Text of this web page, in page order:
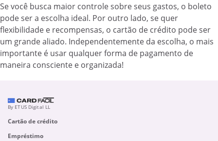
Se você busca maior controle sobre seus gastos, o boleto
pode ser a escolha ideal. Por outro lado, se quer
flexibilidade e recompensas, o cartão de crédito pode ser
um grande aliado. Independentemente da escolha, o mais
importante é usar qualquer forma de pagamento de
maneira consciente e organizada!
By ETUS Digital LL
Cartão de crédito
Empréstimo